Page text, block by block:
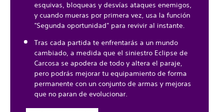
esquivas, bloqueas y desvías ataques enemigos,
y cuando mueras por primera vez, usa la función
"Segunda oportunidad" para revivir al instante.
Tras cada partida te enfrentarás a un mundo
cambiado, a medida que el siniestro Eclipse de
Carcosa se apodera de todo y altera el paraje,
pero podrás mejorar tu equipamiento de forma
permanente con un conjunto de armas y mejoras
que no paran de evolucionar.